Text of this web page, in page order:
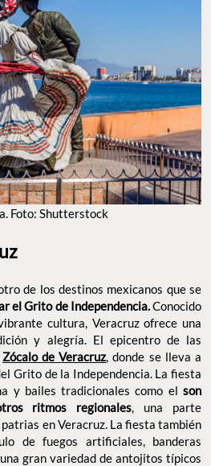
Foto: Shutterstock
de los destinos mexicanos que se
el Grito de Independencia.Conocido
cultura, Veracruz ofrece una
y alegría. El epicentro de las
Zócalo de Veracruz , donde se lleva a
Grito de la Independencia. La fiesta
y bailes tradicionales como el son
ritmos regionales , una parte
en Veracruz. La fiesta también
de fuegos artificiales, banderas
gran variedad de antojitos típicos